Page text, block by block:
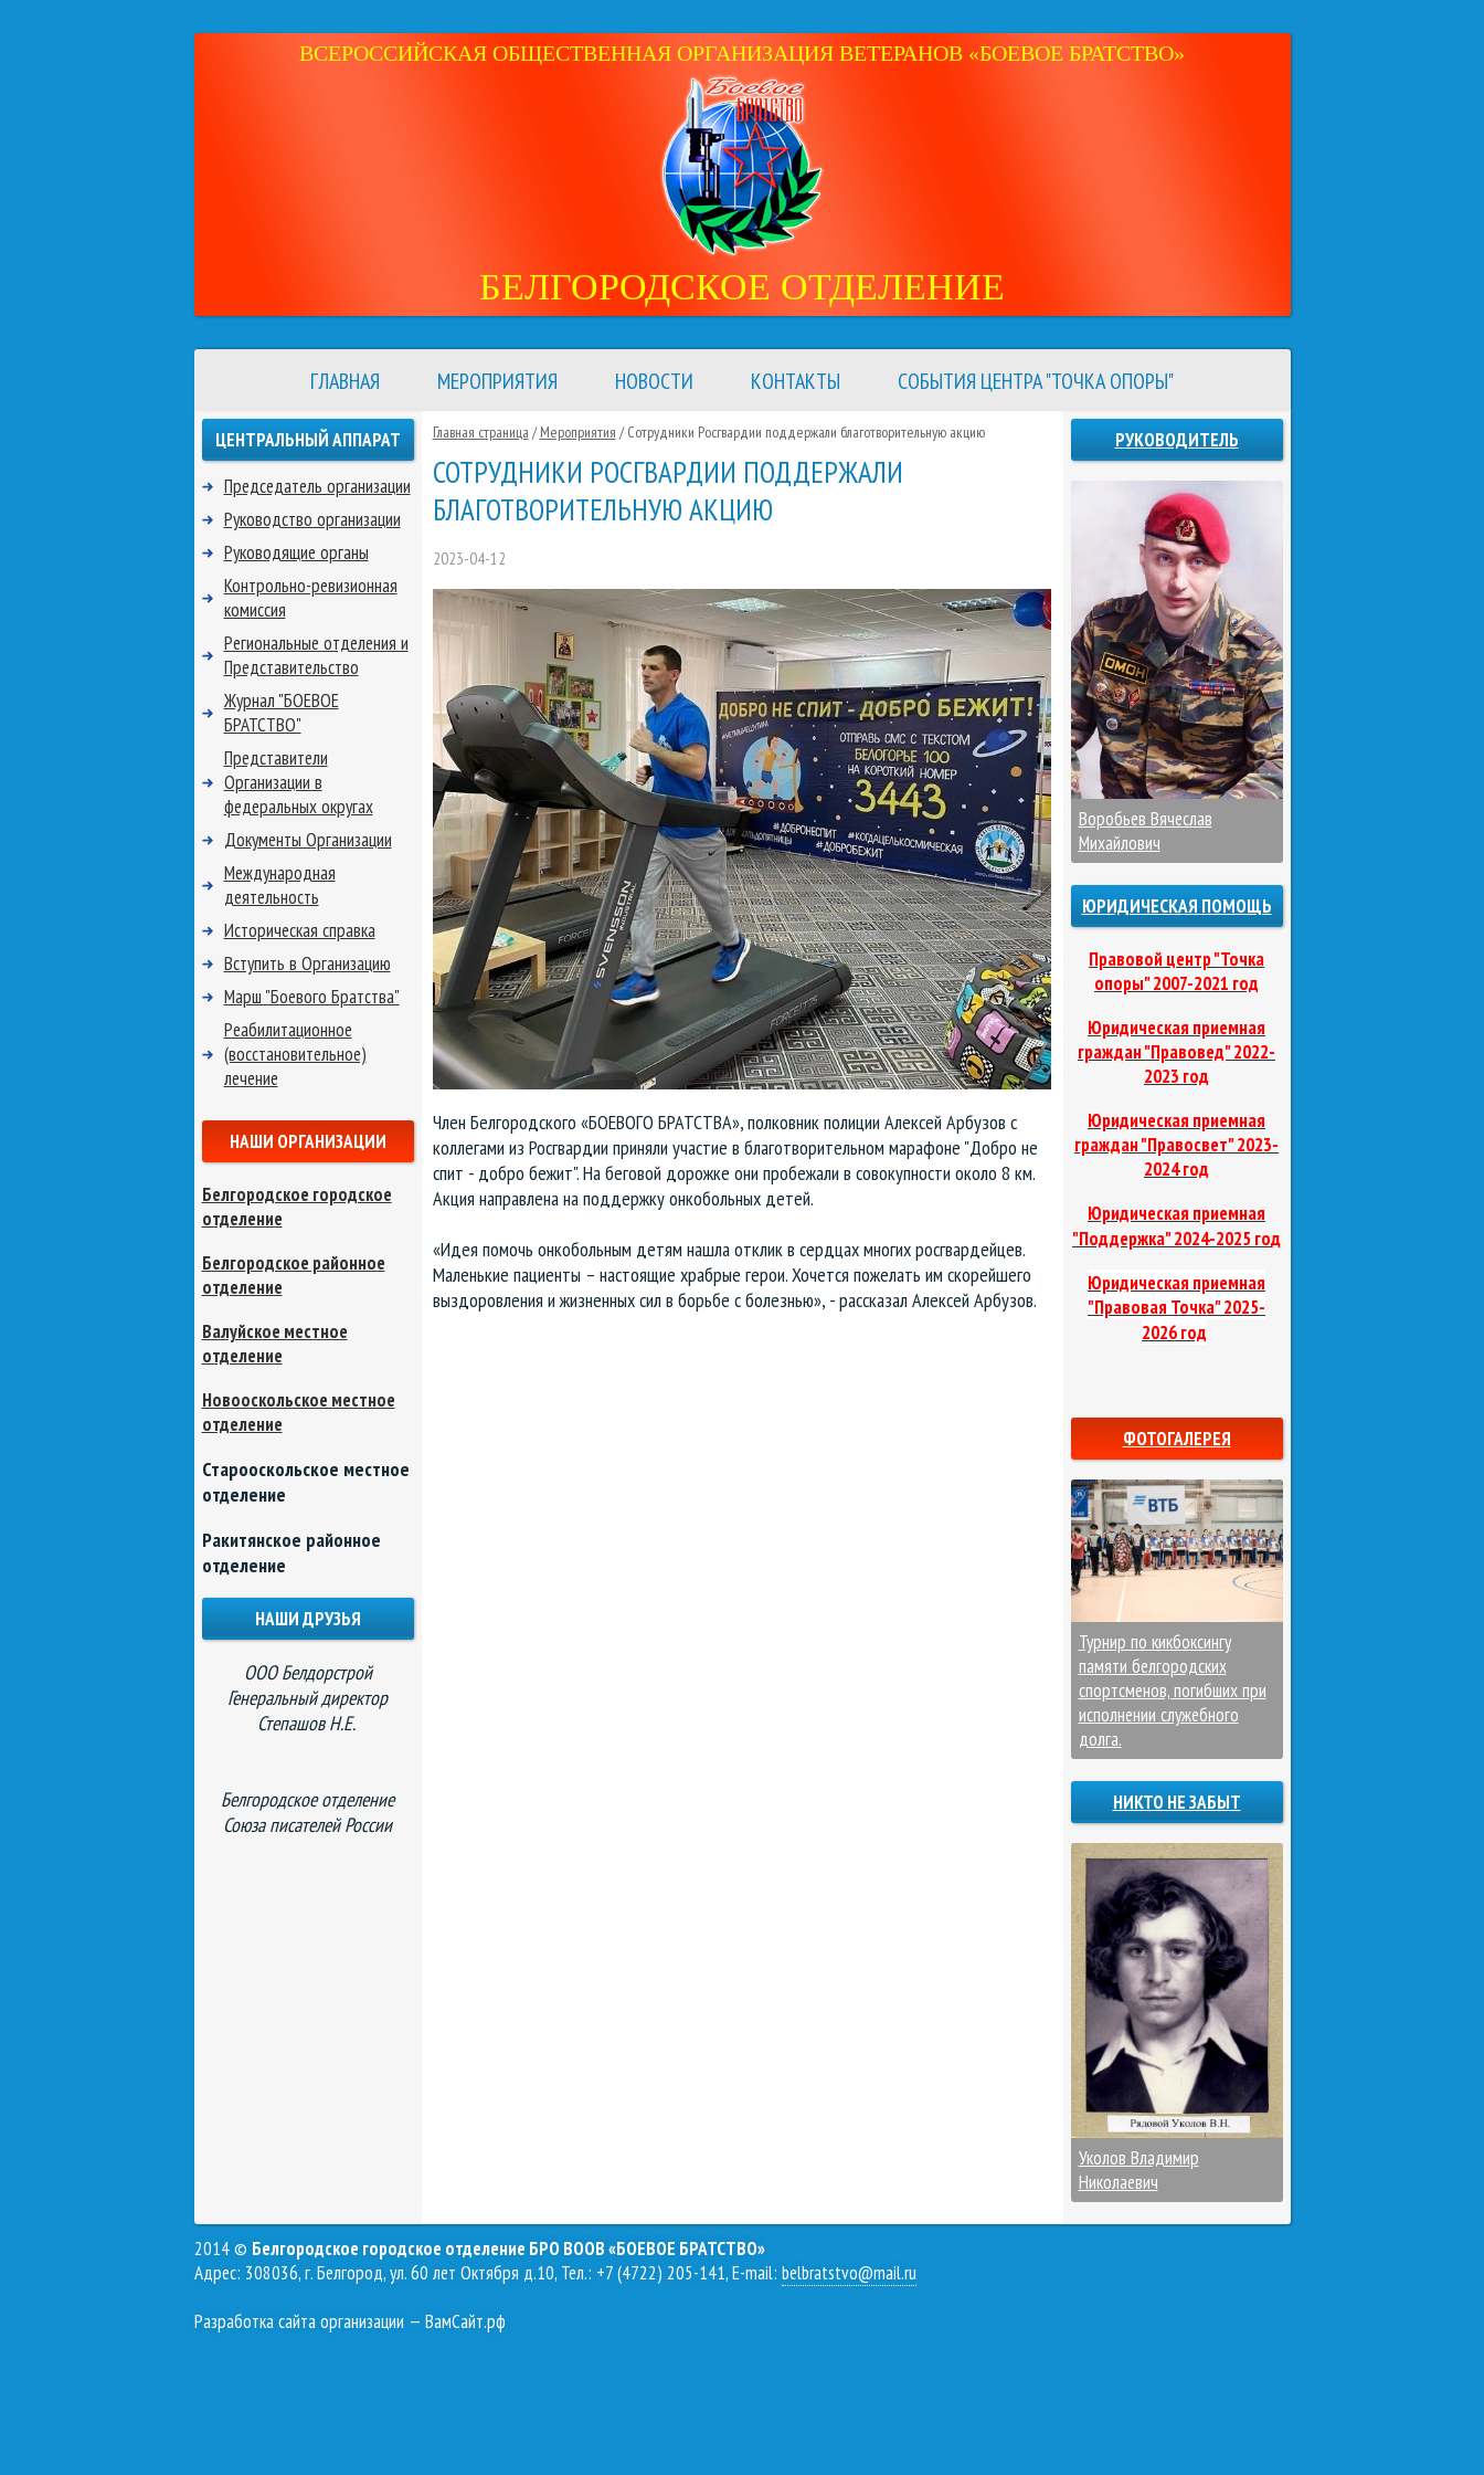
ВСЕРОССИЙСКАЯ ОБЩЕСТВЕННАЯ ОРГАНИЗАЦИЯ ВЕТЕРАНОВ «БОЕВОЕ БРАТСТВО»
БЕЛГОРОДСКОЕ ОТДЕЛЕНИЕ
ГЛАВНАЯ МЕРОПРИЯТИЯ НОВОСТИ КОНТАКТЫ СОБЫТИЯ ЦЕНТРА "ТОЧКА ОПОРЫ"
Главная страница /Мероприятия /Сотрудники Росгвардии поддержали благотворительную акцию
СОТРУДНИКИ РОСГВАРДИИ ПОДДЕРЖАЛИ
БЛАГОТВОРИТЕЛЬНУЮ АКЦИЮ
2023-04-12
Член Белгородского «БОЕВОГО БРАТСТВА», полковник полиции Алексей Арбузов с
коллегами из Росгвардии приняли участие в благотворительном марафоне "Добро не
спит - добро бежит". На беговой дорожке они пробежали в совокупности около 8 км.
Акция направлена на поддержку онкобольных детей.
«Идея помочь онкобольным детям нашла отклик в сердцах многих росгвардейцев.
Маленькие пациенты – настоящие храбрые герои. Хочется пожелать им скорейшего
выздоровления и жизненных сил в борьбе с болезнью», - рассказал Алексей Арбузов.
ЦЕНТРАЛЬНЫЙ АППАРАТ
Председатель организации
Руководство организации
Руководящие органы
Контрольно-ревизионная
комиссия
Региональные отделения и
Представительство
Журнал "БОЕВОЕ
БРАТСТВО"
Представители
Организации в
федеральных округах
Документы Организации
Международная
деятельность
Историческая справка
Вступить в Организацию
Марш "Боевого Братства"
Реабилитационное
(восстановительное)
лечение
НАШИ ОРГАНИЗАЦИИ
Белгородское городское
отделение
Белгородское районное
отделение
Валуйское местное
отделение
Новооскольское местное
отделение
Старооскольское местное
отделение
Ракитянское районное
отделение
НАШИ ДРУЗЬЯ
ООО Белдорстрой
Генеральный директор
Степашов Н.Е.
Белгородское отделение
Союза писателей России
РУКОВОДИТЕЛЬ
Воробьев Вячеслав
Михайлович
ЮРИДИЧЕСКАЯ ПОМОЩЬ
Правовой центр "Точка
опоры" 2007-2021 год
Юридическая приемная
граждан "Правовед"2022-
2023 год
Юридическая приемная
граждан "Правосвет"2023-
2024 год
Юридическая приемная
"Поддержка"2024-2025 год
Юридическая приемная
"Правовая Точка"2025-
2026 год
ФОТОГАЛЕРЕЯ
Турнир по кикбоксингу
памяти белгородских
спортсменов, погибших при
исполнении служебного
долга.
НИКТО НЕ ЗАБЫТ
Уколов Владимир
Николаевич
2014 © Белгородское городское отделение БРО ВООВ «БОЕВОЕ БРАТСТВО»
Адрес: 308036, г. Белгород, ул. 60 лет Октября д.10, Тел.: +7 (4722) 205-141, E-mail: belbratstvo@mail.ru
Разработка сайта организации — ВамСайт.рф